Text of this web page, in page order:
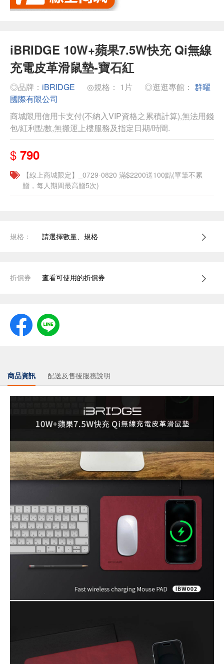
iBRIDGE 10W+蘋果7.5W快充 Qi無線
充電皮革滑鼠墊-寶石紅
◎品牌： iBRIDGE ◎規格： 1片 ◎逛逛專館： 群曜
國際有限公司
商城限用信用卡支付(不納入VIP資格之累積計算),無法用錢
包/紅利點數,無搬運上樓服務及指定日期/時間.
$ 790
【線上商城限定】_0729-0820 滿$2200送100點(單筆不累
贈，每人期間最高贈5次)
規格： 請選擇數量、規格
折價券 查看可使用的折價券
商品資訊 配送及售後服務說明